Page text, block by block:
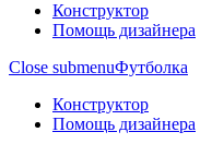
Конструктор
Помощь дизайнера
Close submenuФутболка
Конструктор
Помощь дизайнера